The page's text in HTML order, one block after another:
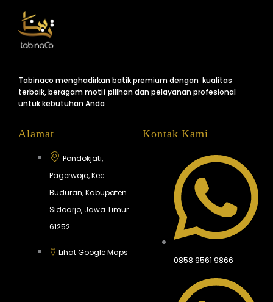
Tabinaco menghadirkan batik premium dengan kualitas
terbaik, beragam motif pilihan dan pelayanan profesional
untuk kebutuhan Anda
Alamat
Pondokjati,
Pagerwojo, Kec.
Buduran, Kabupaten
Sidoarjo, Jawa Timur
61252
Lihat Google Maps
Kontak Kami
0858 9561 9866